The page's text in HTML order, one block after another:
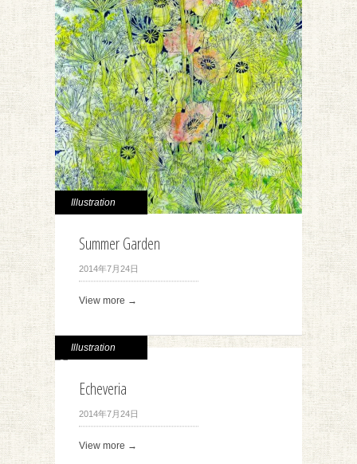
Illustration
Summer Garden
2014年7月24日
View more →
Illustration
Echeveria
2014年7月24日
View more →